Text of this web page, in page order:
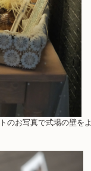
のお写真で式場の壁をよ